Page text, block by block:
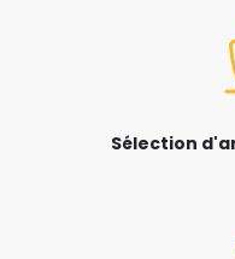
Sélection